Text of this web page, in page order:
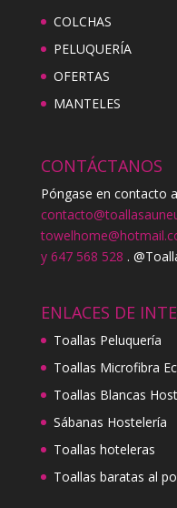
COLCHAS
PELUQUERÍA
OFERTAS
MANTELES
CONTÁCTANOS
Póngase en contacto
y 647 568 528 .
ENLACES DE
Toallas Peluquería
Toallas Microfibra
Toallas Blancas
Sábanas Hostelería
Toallas hoteleras
Toallas baratas al